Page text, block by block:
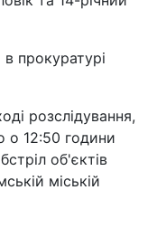
прокуратурі
розслідування,
о 12:50 години
об'єктів
міській